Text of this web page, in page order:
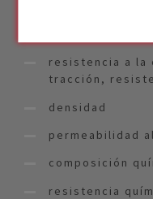
resistencia a la
tracción,
densidad
permeabilidad
composición
resistencia